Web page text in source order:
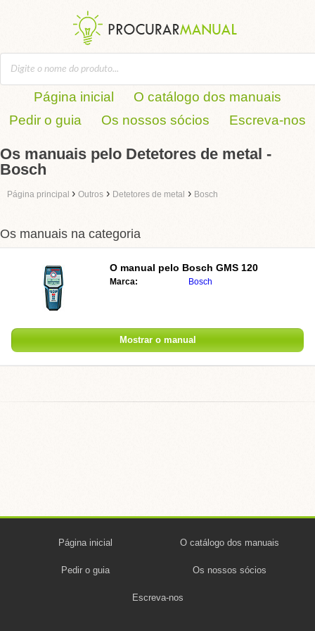
Página inicial
O catálogo dos manuais
Pedir o guia
Os nossos sócios Escreva-nos
Os manuais pelo Detetores de metal -
Bosch
Página principal › Outros › Detetores de metal › Bosch
Os manuais na categoria
O manual pelo Bosch GMS 120
Marca: Bosch
Mostrar o manual
Página inicial O catálogo dos manuais
Pedir o guia Os nossos sócios
Escreva-nos